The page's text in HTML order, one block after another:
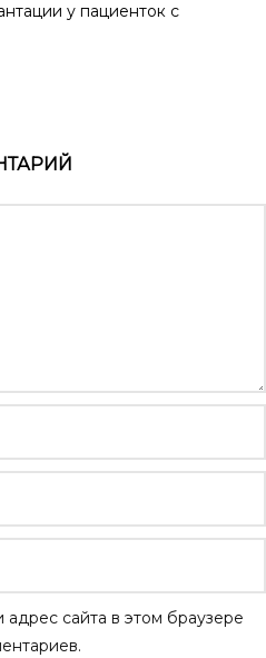
у пациенток с
сайта в этом браузере